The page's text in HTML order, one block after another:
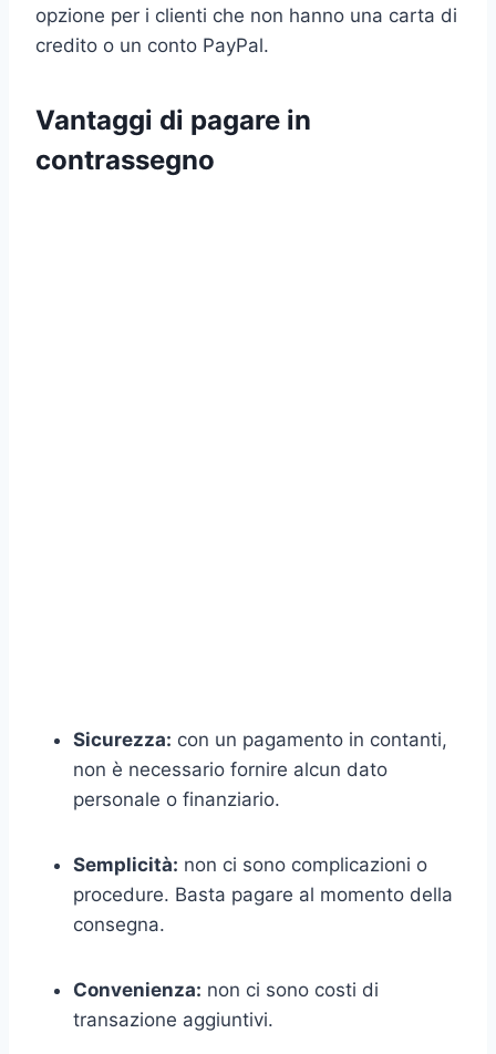
opzione per i clienti che non hanno una carta di
credito o un conto PayPal.
Vantaggi di pagare in
contrassegno
Sicurezza: con un pagamento in contanti,
non è necessario fornire alcun dato
personale o finanziario.
Semplicità: non ci sono complicazioni o
procedure. Basta pagare al momento della
consegna.
Convenienza: non ci sono costi di
transazione aggiuntivi.